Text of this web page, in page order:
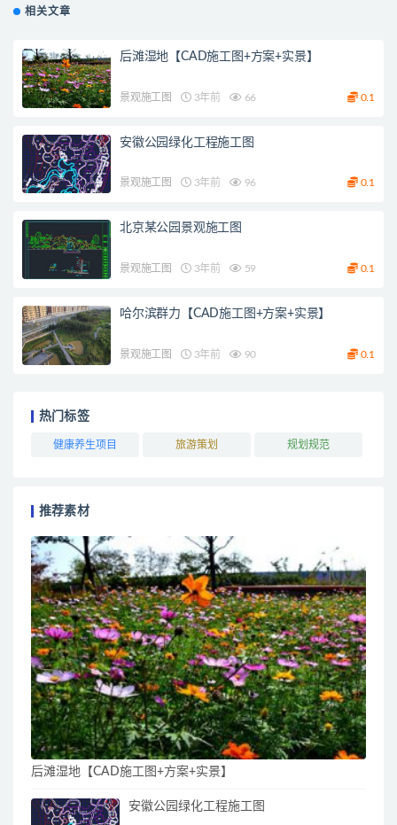
相关文章
后滩湿地【CAD施工图+方案+实景】
景观施工图 3年前 66 0.1
安徽公园绿化工程施工图
景观施工图 3年前 96 0.1
北京某公园景观施工图
景观施工图 3年前 59 0.1
哈尔滨群力【CAD施工图+方案+实景】
景观施工图 3年前 90 0.1
热门标签
健康养生项目 旅游策划 规划规范
推荐素材
后滩湿地【CAD施工图+方案+实景】
安徽公园绿化工程施工图